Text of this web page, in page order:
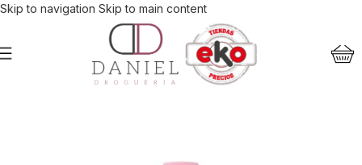
Skip to navigation Skip to main content